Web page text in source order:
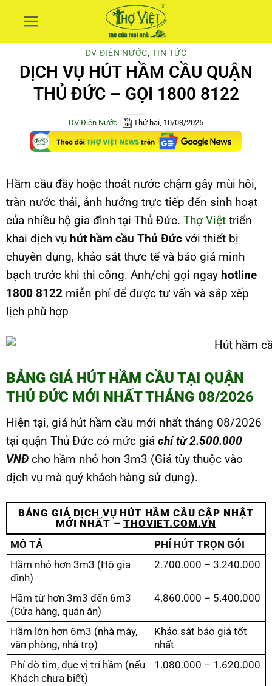
content
DV ĐIỆN NƯỚC,TIN TỨC
DỊCH VỤ HÚT HẦM CẦU QUẬN
THỦ ĐỨC – GỌI 1800 8122
DV Điện Nước | Thứ hai, 10/03/2025
Hầm cầu đầy hoặc thoát nước chậm gây mùi hôi,
tràn nước thải, ảnh hưởng trực tiếp đến sinh hoạt
của nhiều hộ gia đình tại Thủ Đức. Thợ Việt triển
khai dịch vụ hút hầm cầu Thủ Đức với thiết bị
chuyên dụng, khảo sát thực tế và báo giá minh
bạch trước khi thi công. Anh/chị gọi ngay hotline
1800 8122 miễn phí để được tư vấn và sắp xếp
lịch phù hợp
BẢNG GIÁ HÚT HẦM CẦU TẠI QUẬN
THỦ ĐỨC MỚI NHẤT THÁNG 08/2026
Hiện tại, giá hút hầm cầu mới nhất tháng 08/2026
tại quận Thủ Đức có mức giá chỉ từ 2.500.000
VNĐ cho hầm nhỏ hơn 3m3 (Giá tùy thuộc vào
dịch vụ mà quý khách hàng sử dụng).
BẢNG GIÁ DỊCH VỤ HÚT HẦM CẦU CẬP NHẬT
MỚI NHẤT –THOVIET.COM.VN
MÔ TẢ
PHÍ HÚT TRỌN GÓI
Hầm nhỏ hơn 3m3 (Hộ gia
đình)
2.700.000 – 3.240.000
Hầm từ hơn 3m3 đến 6m3
(Cửa hàng, quán ăn)
4.860.000 – 5.400.000
Hầm lớn hơn 6m3 (nhà máy,
văn phòng, nhà trọ)
Khảo sát báo giá tốt
nhất
Phí dò tìm, đục vị trí hầm (nếu
Khách chưa biết)
1.080.000 – 1.620.000